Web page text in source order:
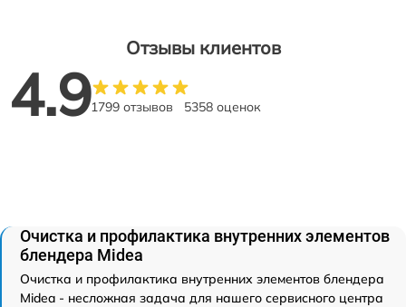
Отзывы клиентов
4.91799 отзывов 5358 оценок
Очистка и профилактика внутренних элементов
блендера Midea
Очистка и профилактика внутренних элементов блендера
Midea - несложная задача для нашего сервисного центра